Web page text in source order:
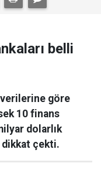
belli
göre
10 finans
dolarlık
dikkat çekti.